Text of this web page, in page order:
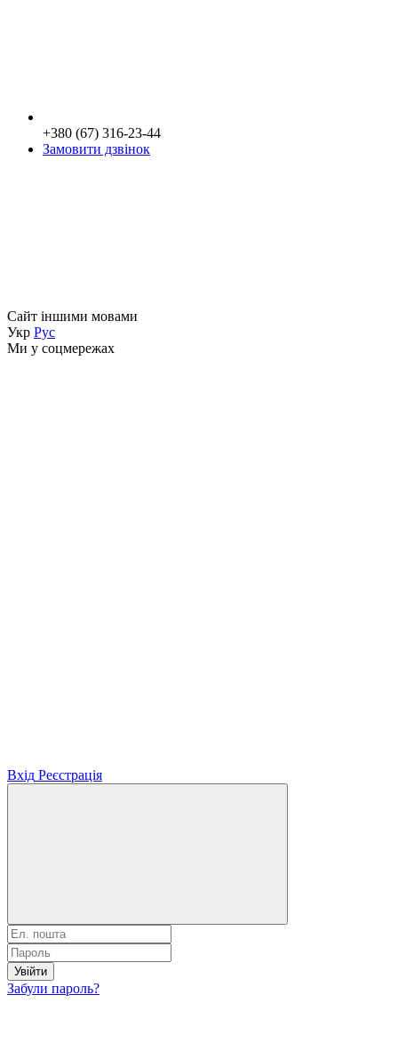
+380 (67) 316-23-44
Замовити дзвінок
Сайт іншими мовами
Укр Рус
Ми у соцмережах
Вхід Реєстрація
Увійти
Забули пароль?